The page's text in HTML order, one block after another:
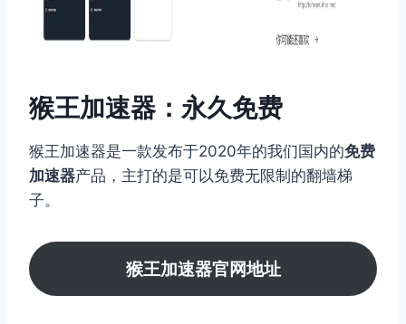
猴王加速器：永久免费
猴王加速器是一款发布于2020年的我们国内的免费
加速器产品，主打的是可以免费无限制的翻墙梯
子。
猴王加速器官网地址